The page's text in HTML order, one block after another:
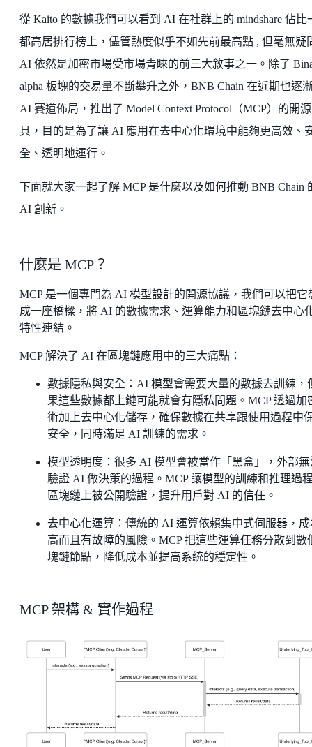
從 Kaito 的數據我們可以看到 AI 在社群上的 mindshare 佔比
都高居排行榜上，儘管熱度似乎不如先前最高點 , 但毫無疑
AI 依然是加密市場受市場青睞的前三大敘事之一。除了
alpha 板塊的交易量不斷攀升之外，BNB Chain 在近期也逐
AI 賽道佈局，推出了 Model Context Protocol（MCP）的開
具，目的是為了讓 AI 應用在去中心化環境中能夠更高效、
全、透明地運行。
下面就大家一起了解 MCP 是什麼以及如何推動 BNB Chain
AI 創新。
什麼是 MCP？
MCP 是一個專門為 AI 模型設計的開源協議，我們可以把它
成一座橋樑，將 AI 的數據需求、運算能力和區塊鏈去中心
特性連結。
MCP 解決了 AI 在區塊鏈應用中的三大痛點：
數據隱私與安全：AI 模型會需要大量的數據去訓練，
果這些數據都上鏈可能就會有隱私問題。MCP 透過加
術加上去中心化儲存，確保數據在共享跟使用過程中
安全，同時滿足 AI 訓練的需求。
模型透明度：很多 AI 模型會被當作「黑盒」，外部無
驗證 AI 做決策的過程。MCP 讓模型的訓練和推理過
區塊鏈上被公開驗證，提升用戶對 AI 的信任。
去中心化運算：傳統的 AI 運算依賴集中式伺服器，成
高而且有故障的風險。MCP 把這些運算任務分散到數
塊鏈節點，降低成本並提高系統的穩定性。
MCP 架構 & 實作過程